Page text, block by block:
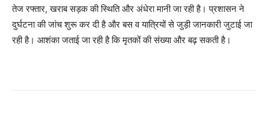
तेज रफ्तार, खराब सड़क की स्थिति और अंधेरा मानी जा रही है। प्रशासन ने
दुर्घटना की जांच शुरू कर दी है और बस व यात्रियों से जुड़ी जानकारी जुटाई जा
रही है। आशंका जताई जा रही है कि मृतकों की संख्या और बढ़ सकती है।